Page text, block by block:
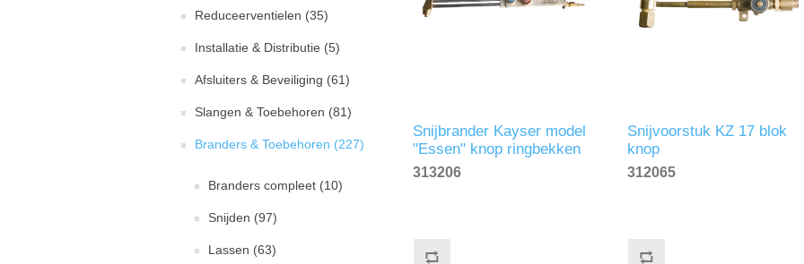
Reduceerventielen (35)
Installatie & Distributie (5)
Afsluiters & Beveiliging (61)
Slangen & Toebehoren (81)
Branders & Toebehoren (227)
Branders compleet (10)
Snijden (97)
Lassen (63)
Snijbrander Kayser model
"Essen" knop ringbekken
KM 45cm
313206
Snijvoorstuk KZ 17 blok
knop
312065